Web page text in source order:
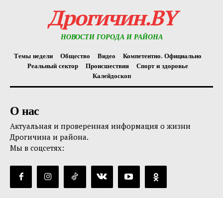
Дрогичин.BY
НОВОСТИ ГОРОДА И РАЙОНА
Темы недели Общество Видео
Компетентно. Официально
Реальный сектор
Происшествия
Спорт и здоровье
Калейдоскоп
О нас
Актуальная и проверенная информация о жизни
Дрогичина и района.
Мы в соцсетях: